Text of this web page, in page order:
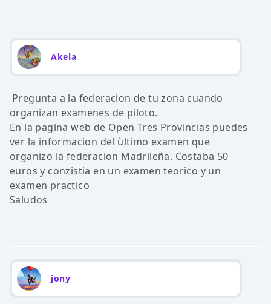
Akela
Pregunta a la federacion de tu zona cuando
organizan examenes de piloto.
En la pagina web de Open Tres Provincias puedes
ver la informacion del ùltimo examen que
organizo la federacion Madrileña. Costaba 50
euros y conzistia en un examen teorico y un
examen practico
Saludos
jony